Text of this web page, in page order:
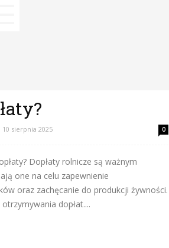
10 sierpnia 2025 0
Dopłaty rolnicze są ważnym
one na celu zapewnienie
oraz zachęcanie do produkcji żywności.
dopłat....